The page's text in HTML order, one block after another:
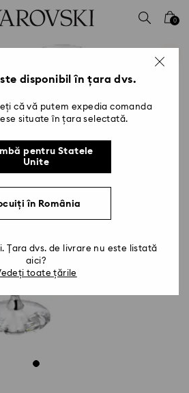
0
disponibil în țara dvs.
că vă putem expedia comanda
situate în țara selectată.
pentru Statele
Unite
Locuiți în România
Țara dvs. de livrare nu este listată
aici?
toate țările